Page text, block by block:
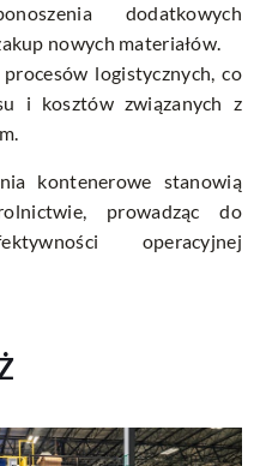
dodatkowych
nowych materiałów.
logistycznych, co
i kosztów związanych z
kontenerowe stanowią
prowadząc do
operacyjnej